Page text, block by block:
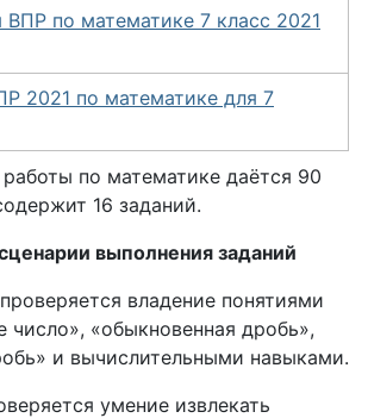
по математике 7 класс 2021
2021 по математике для 7
по математике даётся 90
16 заданий.
выполнения заданий
владение понятиями
число», «обыкновенная дробь»,
и вычислительными навыками.
умение извлекать